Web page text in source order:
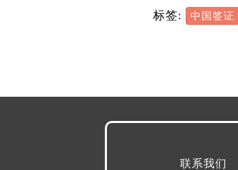
标签: 中国签证
联系我们